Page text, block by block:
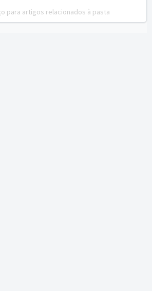
para artigos relacionados à pasta